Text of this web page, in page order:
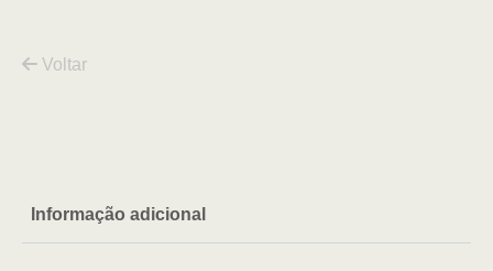
Voltar
Informação adicional